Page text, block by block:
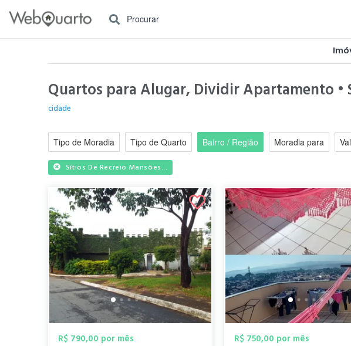
Procurar
Quartos para Alugar, Dividir Apartamento •
cidade
Tipo de Moradia Tipo de Quarto Bairro / Região Moradia para
Sítios De Recreio Mansões...
R$ 790,00 por mês R$ 750,00 por mês